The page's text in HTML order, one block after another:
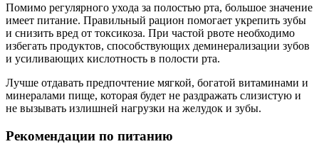
Помимо регулярного ухода за полостью рта, большое значение
имеет питание. Правильный рацион помогает укрепить зубы
и снизить вред от токсикоза. При частой рвоте необходимо
избегать продуктов, способствующих деминерализации зубов
и усиливающих кислотность в полости рта.
Лучше отдавать предпочтение мягкой, богатой витаминами и
минералами пище, которая будет не раздражать слизистую и
не вызывать излишней нагрузки на желудок и зубы.
Рекомендации по питанию